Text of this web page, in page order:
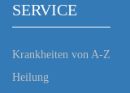
SERVICE
Krankheiten von A-Z
Heilung